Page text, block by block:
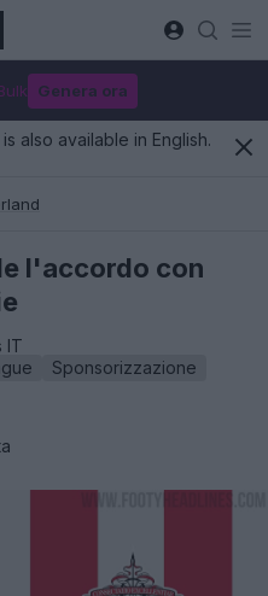
Genera ora
also available in English.
l'accordo con
IT
Sponsorizzazione